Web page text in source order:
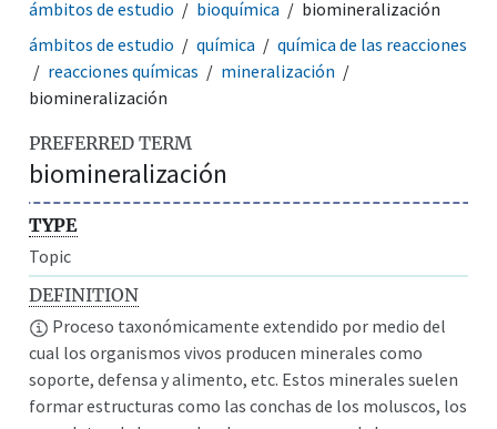
ámbitos de estudio bioquímica
biomineralización
ámbitos de estudio
química
química de las reacciones
reacciones químicas
mineralización
biomineralización
PREFERRED TERM
biomineralización
TYPE
Topic
DEFINITION
Proceso taxonómicamente extendido por medio del
cual los organismos vivos producen minerales como
soporte, defensa y alimento, etc. Estos minerales suelen
formar estructuras como las conchas de los moluscos, los